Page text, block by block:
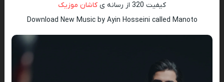
کیفیت 320 از رسانه ی
کاشان موزیک
Download New Music by Ayin Hosseini called Manoto